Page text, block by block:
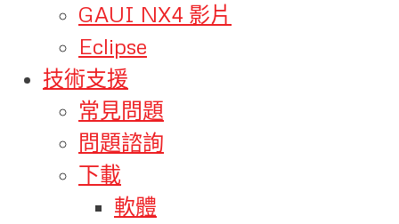
GAUI NX4 影片
Eclipse
技術支援
常見問題
問題諮詢
下載
軟體